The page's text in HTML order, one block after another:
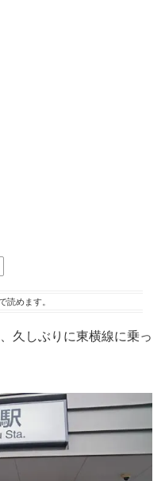
読めます。
久しぶりに東横線に乗っ